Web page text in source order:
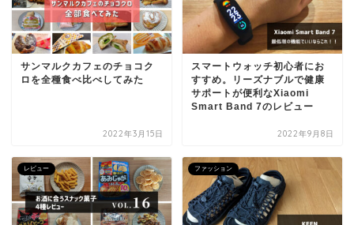
サンマルクカフェのチョコク
ロを全種食べ比べしてみた
2022年3月15日
スマートウォッチ初心者にお
すすめ。リーズナブルで健康
サポートが便利なXiaomi
Smart Band 7のレビュー
2022年9月8日
レビュー ファッション